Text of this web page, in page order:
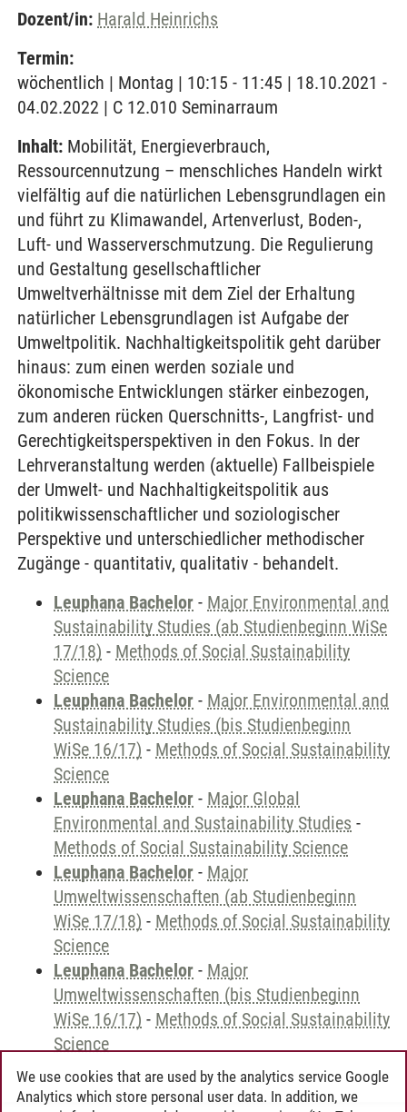
Dozent/in: Harald Heinrichs
Termin:
wöchentlich | Montag | 10:15 - 11:45 | 18.10.2021 -
04.02.2022 | C 12.010 Seminarraum
Inhalt: Mobilität, Energieverbrauch,
Ressourcennutzung – menschliches Handeln wirkt
vielfältig auf die natürlichen Lebensgrundlagen ein
und führt zu Klimawandel, Artenverlust, Boden-,
Luft- und Wasserverschmutzung. Die Regulierung
und Gestaltung gesellschaftlicher
Umweltverhältnisse mit dem Ziel der Erhaltung
natürlicher Lebensgrundlagen ist Aufgabe der
Umweltpolitik. Nachhaltigkeitspolitik geht darüber
hinaus: zum einen werden soziale und
ökonomische Entwicklungen stärker einbezogen,
zum anderen rücken Querschnitts-, Langfrist- und
Gerechtigkeitsperspektiven in den Fokus. In der
Lehrveranstaltung werden (aktuelle) Fallbeispiele
der Umwelt- und Nachhaltigkeitspolitik aus
politikwissenschaftlicher und soziologischer
Perspektive und unterschiedlicher methodischer
Zugänge - quantitativ, qualitativ - behandelt.
Leuphana Bachelor - Major Environmental and
Sustainability Studies (ab Studienbeginn WiSe
17/18) - Methods of Social Sustainability
Science
Leuphana Bachelor - Major Environmental and
Sustainability Studies (bis Studienbeginn
WiSe 16/17) - Methods of Social Sustainability
Science
Leuphana Bachelor - Major Global
Environmental and Sustainability Studies -
Methods of Social Sustainability Science
Leuphana Bachelor - Major
Umweltwissenschaften (ab Studienbeginn
WiSe 17/18) - Methods of Social Sustainability
Science
Leuphana Bachelor - Major
Umweltwissenschaften (bis Studienbeginn
WiSe 16/17) - Methods of Social Sustainability
Science
We use cookies that are used by the analytics service Google
Analytics which store personal user data. In addition, we